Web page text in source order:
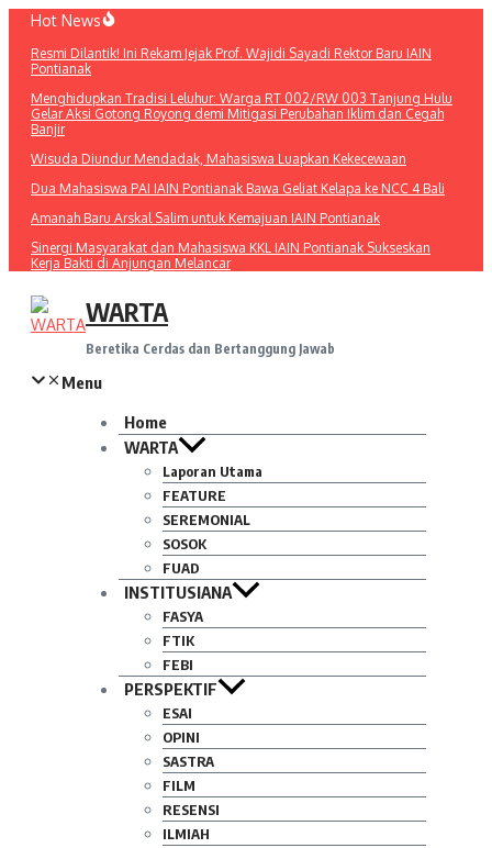
Lewati
konten
Hot News
Resmi Dilantik! Ini Rekam Jejak Prof. Wajidi Sayadi Rektor Baru IAIN
Pontianak
Menghidupkan Tradisi Leluhur: Warga RT 002/RW 003 Tanjung Hulu
Gelar Aksi Gotong Royong demi Mitigasi Perubahan Iklim dan Cegah
Banjir
Wisuda Diundur Mendadak, Mahasiswa Luapkan Kekecewaan
Dua Mahasiswa PAI IAIN Pontianak Bawa Geliat Kelapa ke NCC 4 Bali
Amanah Baru Arskal Salim untuk Kemajuan IAIN Pontianak
Sinergi Masyarakat dan Mahasiswa KKL IAIN Pontianak Sukseskan
Kerja Bakti di Anjungan Melancar
WARTA
Beretika Cerdas dan Bertanggung Jawab
Menu
Home
WARTA
Laporan Utama
FEATURE
SEREMONIAL
SOSOK
FUAD
INSTITUSIANA
FASYA
FTIK
FEBI
PERSPEKTIF
ESAI
OPINI
SASTRA
FILM
RESENSI
ILMIAH